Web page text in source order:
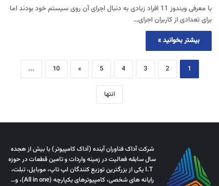
با معرفی ویندوز 11 افراد زیادی به دنبال اجرای آن روی سیستم خود بودند اما
برای تعدادی از کاربران اجرای…
بیشتر بخوانید »
1
2
3
4
5
»
10
...
انتها
شرکت آداک فناوران آینده (آداک کامپیوتر) با بیش از هجده
سال سابقه فعالیت در زمینه واردات و تامین قطعات در حوزه
I.T یکی از بزرگترین توزیع کنندگان لپ تاپ، موبایل، تبلت،
رایانه های شخصی، کامپیوترهای یکپارچه (All in one)، و…